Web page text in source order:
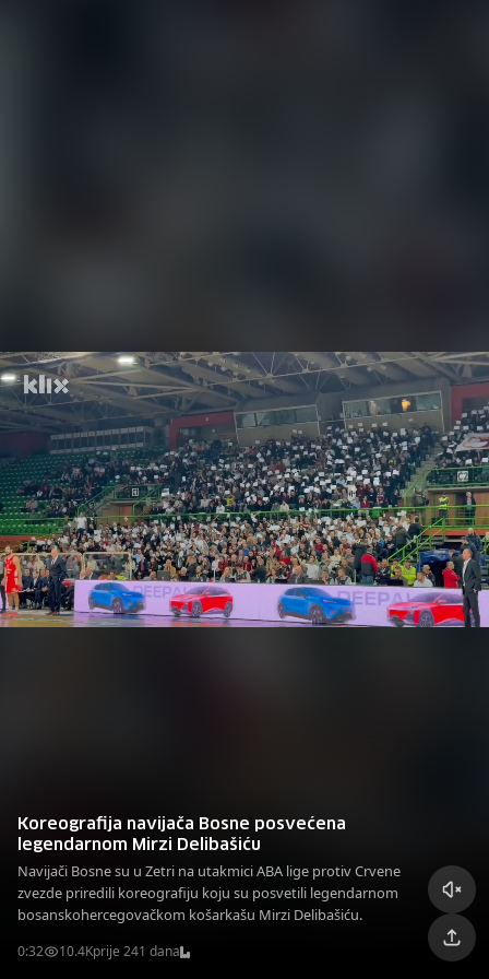
Koreografija navijača Bosne posvećena
legendarnom Mirzi Delibašiću
Navijači Bosne su u Zetri na utakmici ABA lige protiv Crvene
zvezde priredili koreografiju koju su posvetili legendarnom
bosanskohercegovačkom košarkašu Mirzi Delibašiću.
0:32 10.4Kprije 241 dana